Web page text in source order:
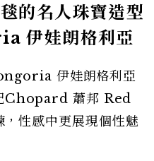
的名人珠寶造型
伊娃朗格利亞
伊娃朗格利亞
Chopard 蕭邦 Red
性感中更展現個性魅